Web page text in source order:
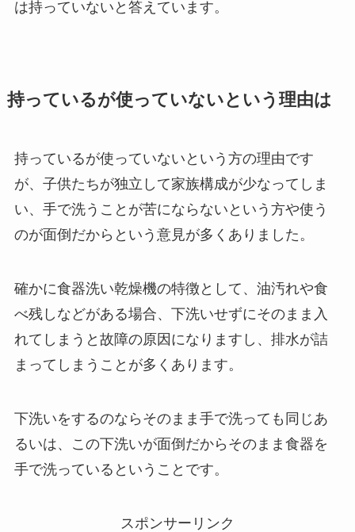
は持っていないと答えています。
持っているが使っていないという理由は
持っているが使っていないという方の理由です
が、子供たちが独立して家族構成が少なってしま
い、手で洗うことが苦にならないという方や使う
のが面倒だからという意見が多くありました。
確かに食器洗い乾燥機の特徴として、油汚れや食
べ残しなどがある場合、下洗いせずにそのまま入
れてしまうと故障の原因になりますし、排水が詰
まってしまうことが多くあります。
下洗いをするのならそのまま手で洗っても同じあ
るいは、この下洗いが面倒だからそのまま食器を
手で洗っているということです。
スポンサーリンク